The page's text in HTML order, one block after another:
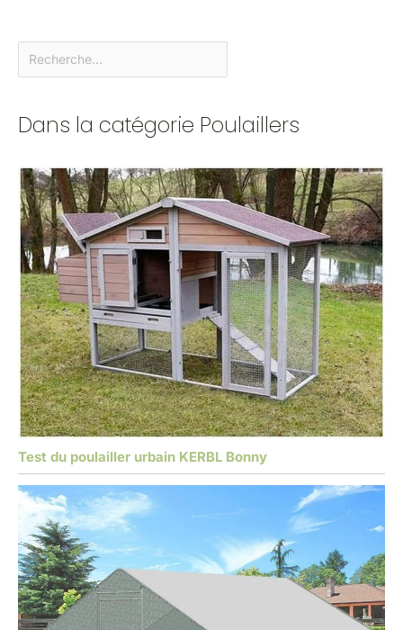
Dans la catégorie Poulaillers
Test du poulailler urbain KERBL Bonny